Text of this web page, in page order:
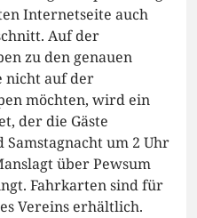
Internetseite auch
Auf der
zu den genauen
nicht auf der
möchten, wird ein
der die Gäste
um 2 Uhr
über Pewsum
Fahrkarten sind für
Vereins erhältlich.